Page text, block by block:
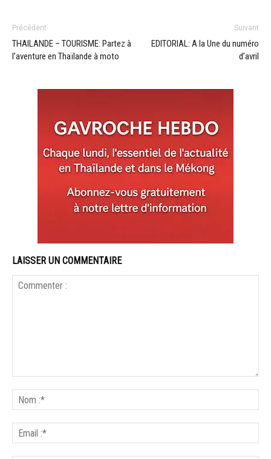
Précédent
THAILANDE – TOURISME: Partez à
l’aventure en Thaïlande à moto
Suivant
EDITORIAL: A la Une du numéro
d’avril
LAISSER UN COMMENTAIRE